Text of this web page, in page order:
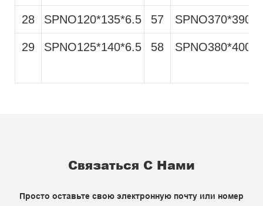
28 SPNO120*135*6.5 57
29 SPNO125*140*6.5 58
Связаться С Нами
Просто оставьте свою электронную почту или номер